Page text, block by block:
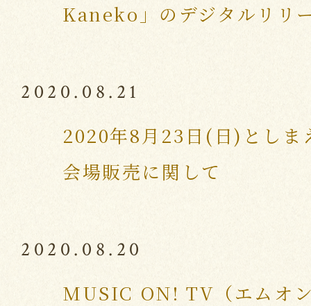
Kaneko」のデジタルリリ
2020.08.21
2020年8月23日(日)とし
会場販売に関して
2020.08.20
MUSIC ON! TV（エムオ